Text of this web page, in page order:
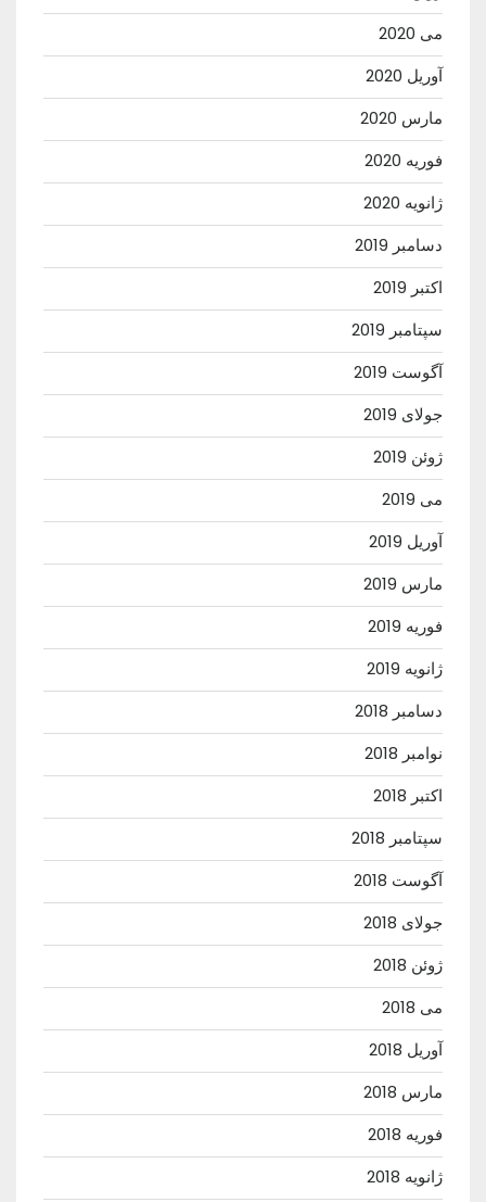
می 2020
آوریل 2020
مارس 2020
فوریه 2020
ژانویه 2020
دسامبر 2019
اکتبر 2019
سپتامبر 2019
آگوست 2019
جولای 2019
ژوئن 2019
می 2019
آوریل 2019
مارس 2019
فوریه 2019
ژانویه 2019
دسامبر 2018
نوامبر 2018
اکتبر 2018
سپتامبر 2018
آگوست 2018
جولای 2018
ژوئن 2018
می 2018
آوریل 2018
مارس 2018
فوریه 2018
ژانویه 2018